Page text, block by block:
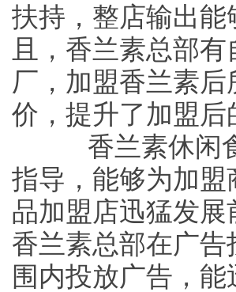
扶持，整店输出
且，香兰素总部
厂，加盟香兰素
价，提升了加盟后
香兰素休闲食
指导，能够为加
品加盟店迅猛发
香兰素总部在广
围内投放广告，